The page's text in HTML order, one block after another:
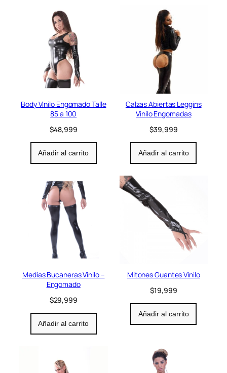
Body Vinilo Engomado Talle
85 a 100
$48,999
Añadir al carrito
Calzas Abiertas Leggins
Vinilo Engomadas
$39,999
Añadir al carrito
Medias Bucaneras Vinilo –
Engomado
$29,999
Añadir al carrito
Mitones Guantes Vinilo
$19,999
Añadir al carrito